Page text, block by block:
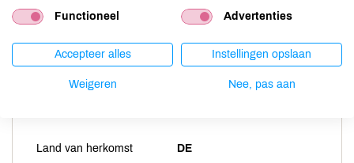
Weekdieren
niet aanwezig
Land van herkomst DE
Functioneel Advertenties
Accepteer alles Instellingen opslaan
Weigeren Nee, pas aan